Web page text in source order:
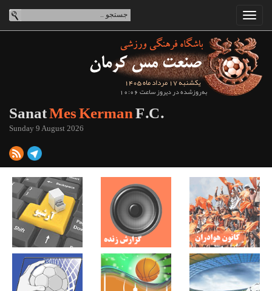
یکشنبه 17 مرداد ماه 1405
به‌روزشده در دیروز ساعت 10:06
SanatMes KermanF.C.
Sunday 9 August 2026